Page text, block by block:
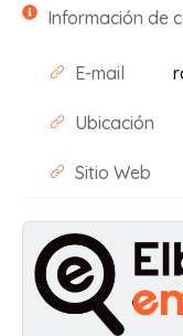
Información de
E-mail
Ubicación
Sitio Web